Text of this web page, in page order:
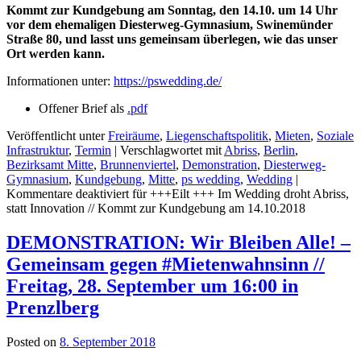
Kommt zur Kundgebung am Sonntag, den 14.10. um 14 Uhr
vor dem ehemaligen Diesterweg-Gymnasium, Swinemünder
Straße 80, und lasst uns gemeinsam überlegen, wie das unser
Ort werden kann.
Informationen unter: https://pswedding.de/
Offener Brief als .pdf
Veröffentlicht unter Freiräume, Liegenschaftspolitik, Mieten, Soziale
Infrastruktur, Termin | Verschlagwortet mit Abriss, Berlin,
Bezirksamt Mitte, Brunnenviertel, Demonstration, Diesterweg-
Gymnasium, Kundgebung, Mitte, ps wedding, Wedding |
Kommentare deaktiviert für +++Eilt +++ Im Wedding droht Abriss,
statt Innovation // Kommt zur Kundgebung am 14.10.2018
DEMONSTRATION: Wir Bleiben Alle! –
Gemeinsam gegen #Mietenwahnsinn //
Freitag, 28. September um 16:00 in
Prenzlberg
Posted on 8. September 2018